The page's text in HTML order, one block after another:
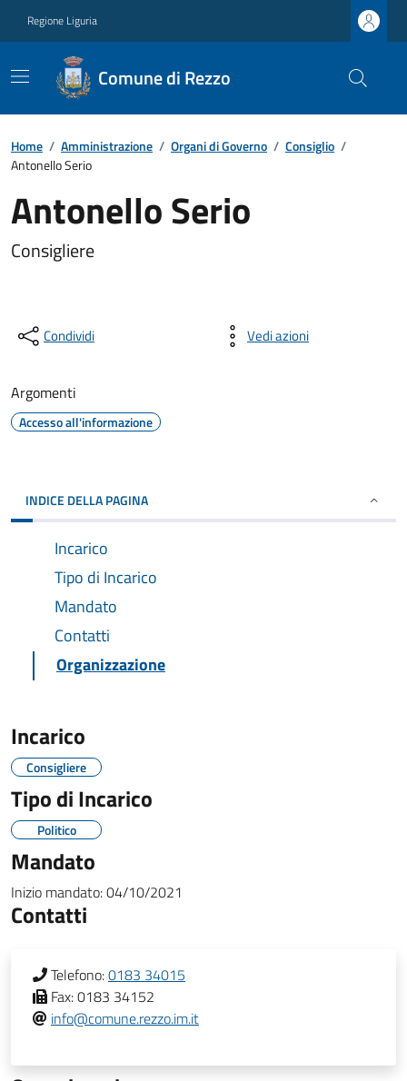
Regione Liguria
Comune di Rezzo
Home / Amministrazione / Organi di Governo / Consiglio /
Antonello Serio
Antonello Serio
Consigliere
Condividi Vedi azioni
Argomenti
Accesso all'informazione
INDICE DELLA PAGINA
Incarico
Tipo di Incarico
Mandato
Contatti
Organizzazione
Incarico
Consigliere
Tipo di Incarico
Politico
Mandato
Inizio mandato:04/10/2021
Contatti
Telefono:0183 34015
Fax:0183 34152
info@comune.rezzo.im.it